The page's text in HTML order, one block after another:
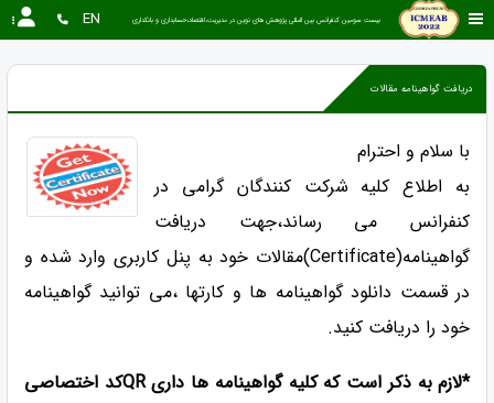
بیست سومین کنفرانس بین المللی پژوهش های نوین در مدیریت،اقتصاد،حسابداری و بانکداری EN
دریافت گواهینامه مقالات
با سلام و احترام
به اطلاع کلیه شرکت کنندگان گرامی در
کنفرانس می رساند،جهت دریافت
گواهینامه(Certificate)مقالات خود به پنل کاربری وارد شده و
در قسمت دانلود گواهینامه ها و کارتها ،می توانید گواهینامه
خود را دریافت کنید.
*لازم به ذکر است که کلیه گواهینامه ها داری QRکد اختصاصی